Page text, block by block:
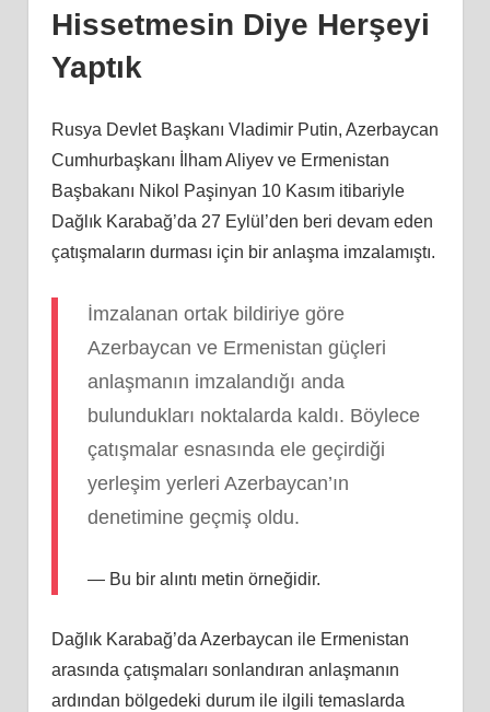
Hissetmesin Diye Herşeyi
Yaptık
Rusya Devlet Başkanı Vladimir Putin, Azerbaycan
Cumhurbaşkanı İlham Aliyev ve Ermenistan
Başbakanı Nikol Paşinyan 10 Kasım itibariyle
Dağlık Karabağ’da 27 Eylül’den beri devam eden
çatışmaların durması için bir anlaşma imzalamıştı.
İmzalanan ortak bildiriye göre
Azerbaycan ve Ermenistan güçleri
anlaşmanın imzalandığı anda
bulundukları noktalarda kaldı. Böylece
çatışmalar esnasında ele geçirdiği
yerleşim yerleri Azerbaycan’ın
denetimine geçmiş oldu.
Bu bir alıntı metin örneğidir.
Dağlık Karabağ’da Azerbaycan ile Ermenistan
arasında çatışmaları sonlandıran anlaşmanın
ardından bölgedeki durum ile ilgili temaslarda